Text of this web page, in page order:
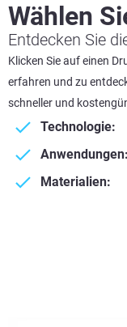
Wählen
Entdecken Sie
Klicken Sie auf einen
erfahren und zu
schneller und
Technologie:
Anwendungen:
Materialien: